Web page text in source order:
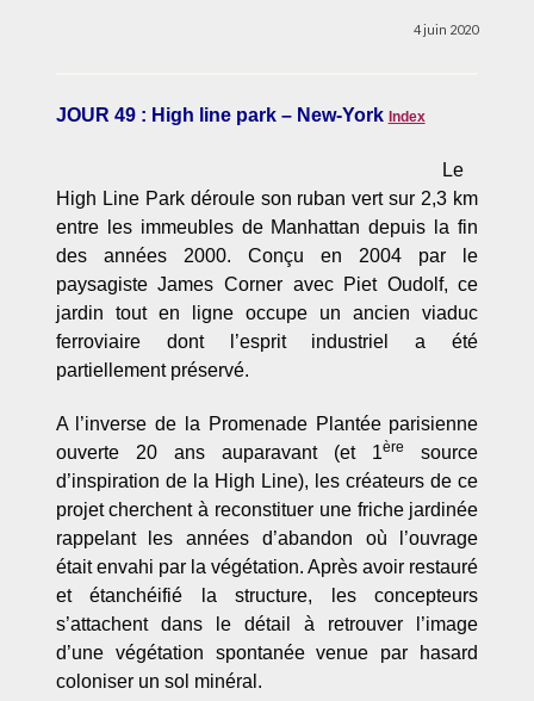
4 juin 2020
JOUR 49 : High line park – New-York Index
Le
High Line Park déroule son ruban vert sur 2,3 km
entre les immeubles de Manhattan depuis la fin
des années 2000. Conçu en 2004 par le
paysagiste James Corner avec Piet Oudolf, ce
jardin tout en ligne occupe un ancien viaduc
ferroviaire dont l’esprit industriel a été
partiellement préservé.
A l’inverse de la Promenade Plantée parisienne
ouverte 20 ans auparavant (et 1ère
source
d’inspiration de la High Line), les créateurs de ce
projet cherchent à reconstituer une friche jardinée
rappelant les années d’abandon où l’ouvrage
était envahi par la végétation. Après avoir restauré
et étanchéifié la structure, les concepteurs
s’attachent dans le détail à retrouver l’image
d’une végétation spontanée venue par hasard
coloniser un sol minéral.